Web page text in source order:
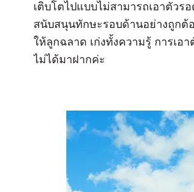
เติบโตไปแบบไม่สามารถเอาตัวร
สนับสนุนทักษะรอบด้านอย่างถูก
ให้ลูกฉลาด เก่งทั้งความรู้ การเ
ไม่ได้มาฝากค่ะ